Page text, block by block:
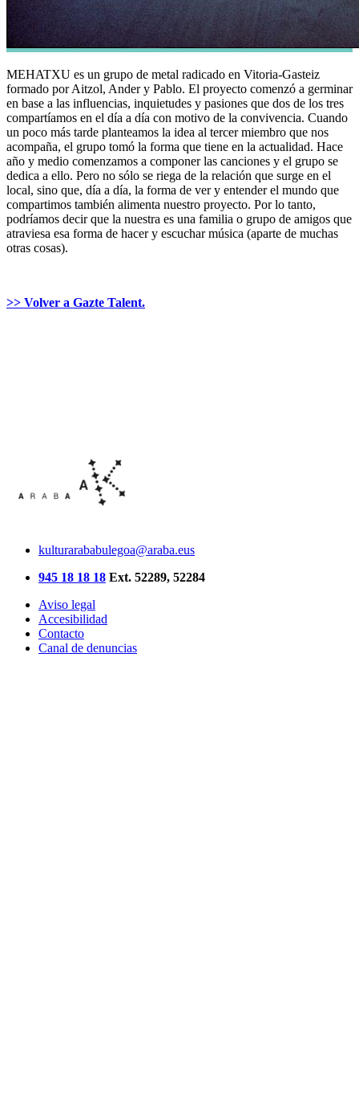
MEHATXU es un grupo de metal radicado en Vitoria-Gasteiz
formado por Aitzol, Ander y Pablo. El proyecto comenzó a germinar
en base a las influencias, inquietudes y pasiones que dos de los tres
compartíamos en el día a día con motivo de la convivencia. Cuando
un poco más tarde planteamos la idea al tercer miembro que nos
acompaña, el grupo tomó la forma que tiene en la actualidad. Hace
año y medio comenzamos a componer las canciones y el grupo se
dedica a ello. Pero no sólo se riega de la relación que surge en el
local, sino que, día a día, la forma de ver y entender el mundo que
compartimos también alimenta nuestro proyecto. Por lo tanto,
podríamos decir que la nuestra es una familia o grupo de amigos que
atraviesa esa forma de hacer y escuchar música (aparte de muchas
otras cosas).
>> Volver a Gazte Talent.
kulturarababulegoa@araba.eus
945 18 18 18 Ext. 52289, 52284
Aviso legal
Accesibilidad
Contacto
Canal de denuncias